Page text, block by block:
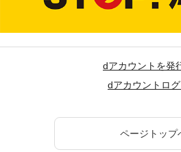
dアカウントを発
dアカウントロ
ページトップ